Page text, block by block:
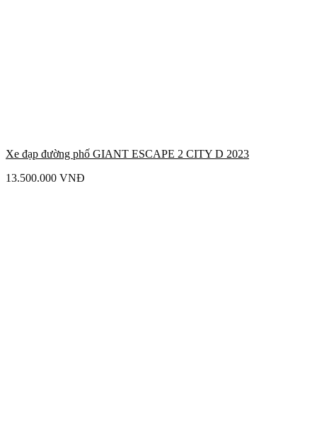
Xe đạp đường phố GIANT ESCAPE 2 CITY D 2023
13.500.000 VNĐ